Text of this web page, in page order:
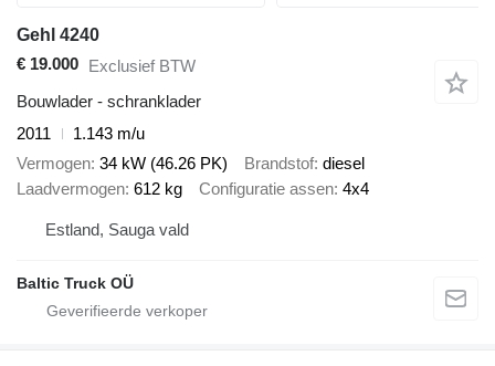
Gehl 4240
€ 19.000 Exclusief BTW
Bouwlader - schranklader
2011
1.143 m/u
Vermogen 34 kW (46.26 PK) Brandstof diesel
Laadvermogen 612 kg Configuratie assen 4x4
Estland, Sauga vald
Baltic Truck OÜ